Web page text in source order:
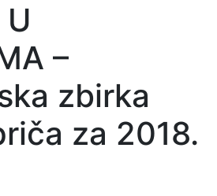
U
–
zbirka
za 2018.